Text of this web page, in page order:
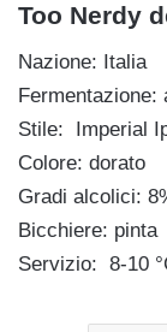
Too Nerdy
Nazione: Italia
Fermentazione:
Stile: Imperial
Colore: dorato
Gradi alcolici:
Bicchiere: pinta
Servizio: 8-10